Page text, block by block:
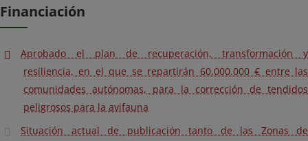
Financiación
Aprobado el plan de recuperación, transformación y
resiliencia, en el que se repartirán 60.000.000 € entre las
comunidades autónomas, para la corrección de tendidos
peligrosos para la avifauna
Situación actual de publicación tanto de las Zonas de